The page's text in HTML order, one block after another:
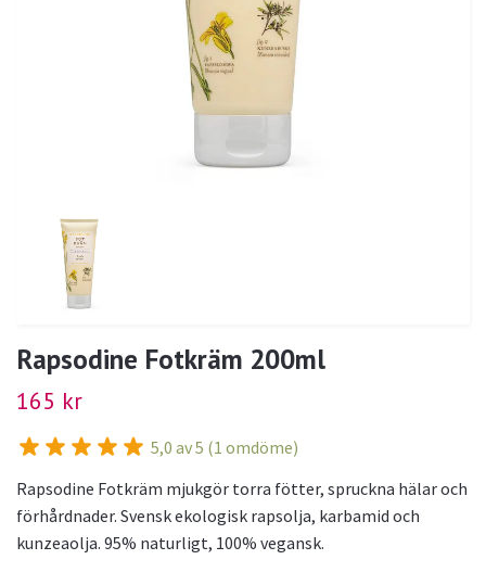
Rapsodine Fotkräm 200ml
165 kr
5,0 av 5 (1 omdöme)
Rapsodine Fotkräm mjukgör torra fötter, spruckna hälar och
förhårdnader. Svensk ekologisk rapsolja, karbamid och
kunzeaolja. 95% naturligt, 100% vegansk.